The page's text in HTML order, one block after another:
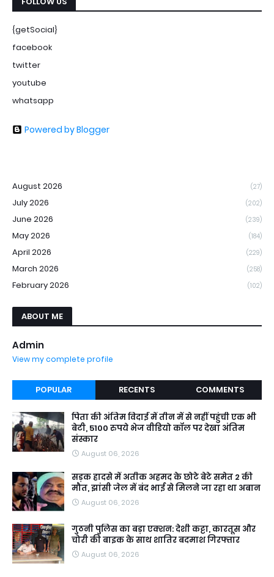
{getSocial}
facebook
twitter
youtube
whatsapp
Powered by Blogger
August 2026 (27)
July 2026 (202)
June 2026 (239)
May 2026 (184)
April 2026 (229)
March 2026 (258)
February 2026 (102)
ABOUT ME
Admin
View my complete profile
POPULAR RECENTS COMMENTS
पिता की अंतिम विदाई में तीन में से नहीं पहुंची एक भी
बेटी, 5100 रुपये भेज वीडियो कॉल पर देखा अंतिम
संस्कार
August 06, 2026
सड़क हादसे में अतीक अहमद के छोटे बेटे समेत 2 की
मौत, झांसी जेल में बंद भाई से मिलने जा रहा था अबान
August 06, 2026
गुठनी पुलिस का बड़ा एक्शन: देशी कट्टा, कारतूस और
चोरी की बाइक के साथ शातिर बदमाश गिरफ्तार
August 06, 2026